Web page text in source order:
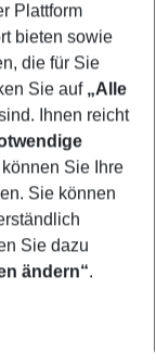
Plattform
bieten sowie
die für Sie
Sie auf „Alle
Ihnen reicht
können Sie Ihre
Sie können
Sie dazu
ändern“.